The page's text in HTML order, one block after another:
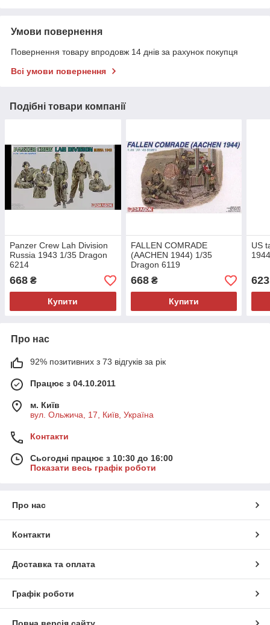
Умови повернення
Повернення товару впродовж 14 днів за рахунок покупця
Всі умови повернення
Подібні товари компанії
Panzer Crew Lah Division
Russia 1943 1/35 Dragon
6214
668 ₴
Купити
FALLEN COMRADE
(AACHEN 1944) 1/35
Dragon 6119
668₴
Купити
US
623
Про нас
92% позитивних з 73 відгуків за рік
Працює з 04.10.2011
м. Київ
вул. Ольжича, 17, Київ, Україна
Контакти
Сьогодні працює з 10:30 до 16:00
Показати весь графік роботи
Про нас
Контакти
Доставка та оплата
Графік роботи